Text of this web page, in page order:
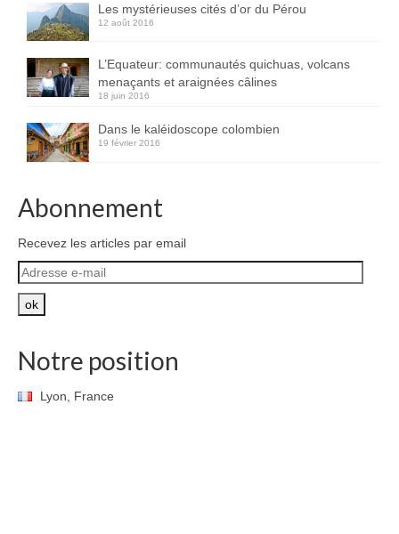
Vietnam
Les coulisses
The Tour du monde
The Team
Contact
Blogs voyage
Les mystérieuses cités d’or du Pérou
12 août 2016
L’Equateur: communautés quichuas, volcans
menaçants et araignées câlines
18 juin 2016
Dans le kaléidoscope colombien
19 février 2016
Abonnement
Recevez les articles par email
Adresse
e-
mail
ok
Notre position
Lyon, France